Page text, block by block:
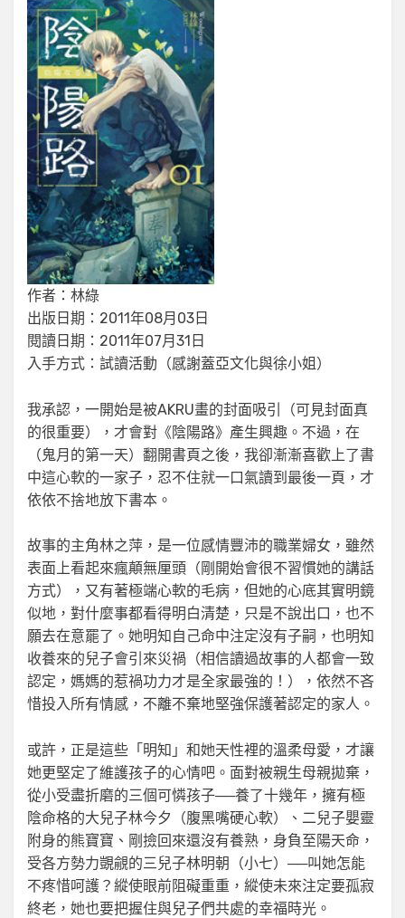
作者：林綠
出版日期：2011年08月03日
閱讀日期：2011年07月31日
入手方式：試讀活動（感謝蓋亞文化與徐小姐）
我承認，一開始是被AKRU畫的封面吸引（可見封面真
的很重要），才會對《陰陽路》產生興趣。不過，在
（鬼月的第一天）翻開書頁之後，我卻漸漸喜歡上了書
中這心軟的一家子，忍不住就一口氣讀到最後一頁，才
依依不捨地放下書本。
故事的主角林之萍，是一位感情豐沛的職業婦女，雖然
表面上看起來瘋顛無厘頭（剛開始會很不習慣她的講話
方式），又有著極端心軟的毛病，但她的心底其實明鏡
似地，對什麼事都看得明白清楚，只是不說出口，也不
願去在意罷了。她明知自己命中注定沒有子嗣，也明知
收養來的兒子會引來災禍（相信讀過故事的人都會一致
認定，媽媽的惹禍功力才是全家最強的！），依然不吝
惜投入所有情感，不離不棄地堅強保護著認定的家人。
或許，正是這些「明知」和她天性裡的溫柔母愛，才讓
她更堅定了維護孩子的心情吧。面對被親生母親拋棄，
從小受盡折磨的三個可憐孩子──養了十幾年，擁有極
陰命格的大兒子林今夕（腹黑嘴硬心軟）、二兒子嬰靈
附身的熊寶寶、剛撿回來還沒有養熟，身負至陽天命，
受各方勢力覬覦的三兒子林明朝（小七）──叫她怎能
不疼惜呵護？縱使眼前阻礙重重，縱使未來注定要孤寂
終老，她也要把握住與兒子們共處的幸福時光。